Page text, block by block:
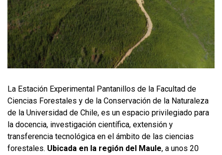
La Estación Experimental Pantanillos de la Facultad de
Ciencias Forestales y de la Conservación de la Naturaleza
de la Universidad de Chile, es un espacio privilegiado para
la docencia, investigación científica, extensión y
transferencia tecnológica en el ámbito de las ciencias
forestales. Ubicada en la región del Maule, a unos 20